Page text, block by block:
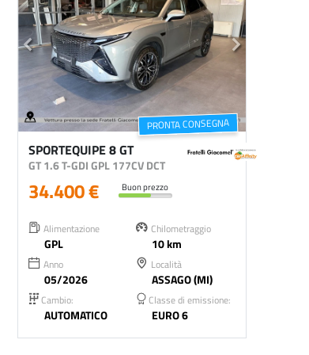
PRONTA CONSEGNA
SPORTEQUIPE 8 GT
GT 1.6 T-GDI GPL 177CV DCT
34.400 € Buon prezzo
Alimentazione
GPL
Chilometraggio
10 km
Anno
05/2026
Località
ASSAGO (MI)
Cambio:
AUTOMATICO
Classe di emissione:
EURO 6